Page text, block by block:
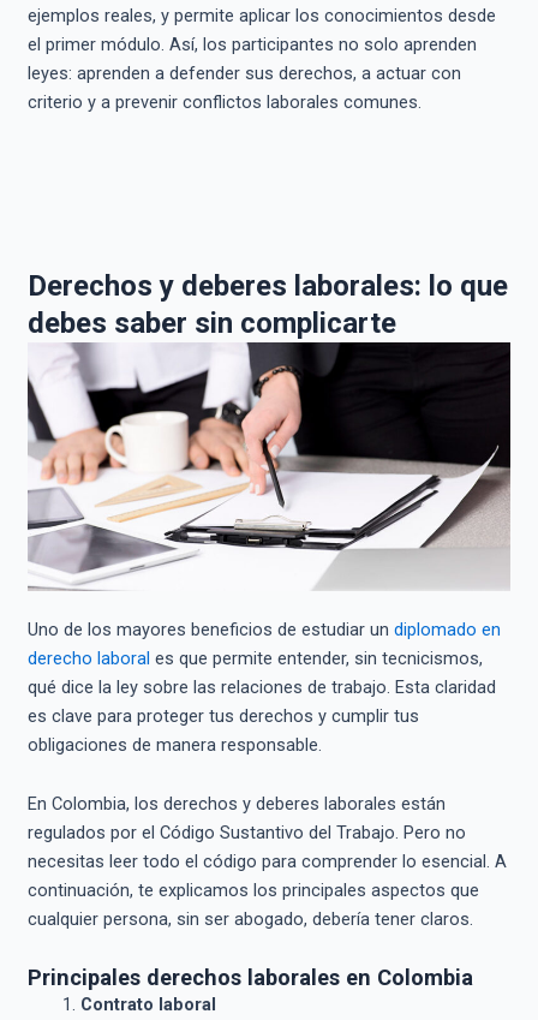
ejemplos reales, y permite aplicar los conocimientos desde
el primer módulo. Así, los participantes no solo aprenden
leyes: aprenden a defender sus derechos, a actuar con
criterio y a prevenir conflictos laborales comunes.
Derechos y deberes laborales: lo que
debes saber sin complicarte
Uno de los mayores beneficios de estudiar un diplomado en
derecho laboral es que permite entender, sin tecnicismos,
qué dice la ley sobre las relaciones de trabajo. Esta claridad
es clave para proteger tus derechos y cumplir tus
obligaciones de manera responsable.
En Colombia, los derechos y deberes laborales están
regulados por el Código Sustantivo del Trabajo. Pero no
necesitas leer todo el código para comprender lo esencial. A
continuación, te explicamos los principales aspectos que
cualquier persona, sin ser abogado, debería tener claros.
Principales derechos laborales en Colombia
Contrato laboral